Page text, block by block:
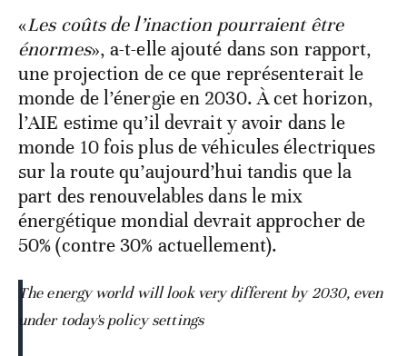
«Les coûts de l’inaction pourraient être
énormes», a-t-elle ajouté dans son rapport,
une projection de ce que représenterait le
monde de l’énergie en 2030. À cet horizon,
l’AIE estime qu’il devrait y avoir dans le
monde 10 fois plus de véhicules électriques
sur la route qu’aujourd’hui tandis que la
part des renouvelables dans le mix
énergétique mondial devrait approcher de
50% (contre 30% actuellement).
The energy world will look very different by 2030, even
under today's policy settings